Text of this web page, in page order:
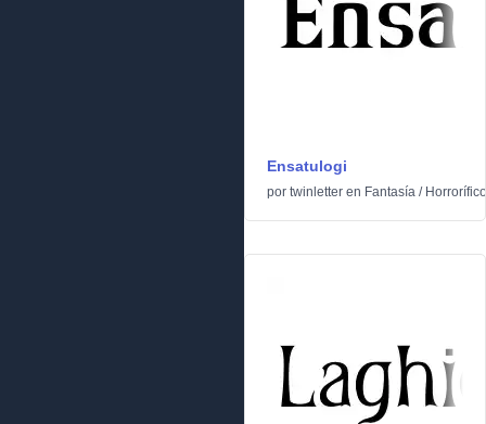
Ensatulogi
por twinletter en Fantasía /